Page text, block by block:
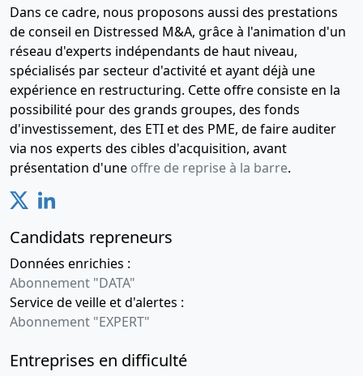
Dans ce cadre, nous proposons aussi des prestations
de conseil en Distressed M&A, grâce à l'animation d'un
réseau d'experts indépendants de haut niveau,
spécialisés par secteur d'activité et ayant déjà une
expérience en restructuring. Cette offre consiste en la
possibilité pour des grands groupes, des fonds
d'investissement, des ETI et des PME, de faire auditer
via nos experts des cibles d'acquisition, avant
présentation d'une offre de reprise à la barre.
Candidats repreneurs
Données enrichies :
Abonnement "DATA"
Service de veille et d'alertes :
Abonnement "EXPERT"
Entreprises en difficulté